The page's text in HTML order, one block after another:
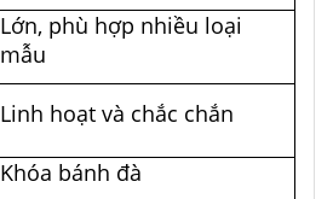
Lớn, phù hợp nhiều loại
mẫu
Linh hoạt và chắc chắn
Khóa bánh đà